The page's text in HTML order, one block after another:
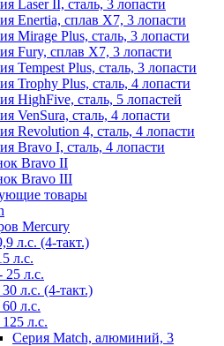
Laser II, сталь, 3 лопасти
Enertia, сплав Х7, 3 лопасти
Mirage Plus, сталь, 3 лопасти
Fury, сплав Х7, 3 лопасти
Tempest Plus, сталь, 3 лопасти
Trophy Plus, сталь, 4 лопасти
HighFive, сталь, 5 лопастей
VenSura, сталь, 4 лопасти
Revolution 4, сталь, 4 лопасти
Bravo I, сталь, 4 лопасти
Bravo II
Bravo III
товары
Mercury
л.с. (4-такт.)
л.с.
25 л.с.
л.с. (4-такт.)
л.с.
л.с.
Серия Match, алюминий, 3